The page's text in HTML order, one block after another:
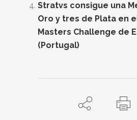
Stratvs consigue una
Oro y tres de Plata en
Masters Challenge de
(Portugal)